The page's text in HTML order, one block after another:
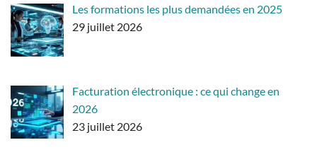
Les formations les plus demandées en 2025
29 juillet 2026
Facturation électronique : ce qui change en
2026
23 juillet 2026